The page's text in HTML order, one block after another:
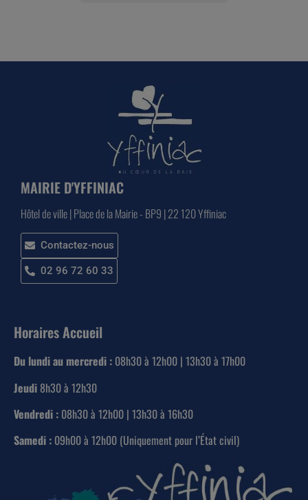
MAIRIE D'YFFINIAC
Hôtel de ville | Place de la Mairie - BP9 | 22 120 Yffiniac
Contactez-nous
02 96 72 60 33
Horaires Accueil
Du lundi au mercredi : 08h30 à 12h00 | 13h30 à 17h00
Jeudi 8h30 à 12h30
Vendredi : 08h30 à 12h00 | 13h30 à 16h30
Samedi : 09h00 à 12h00 (Uniquement pour l’État civil)